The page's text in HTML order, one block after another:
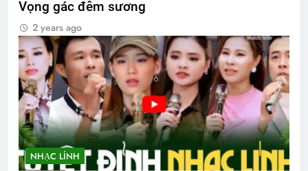
Vọng gác đêm sương
2 years ago
NHẠC LÍNH